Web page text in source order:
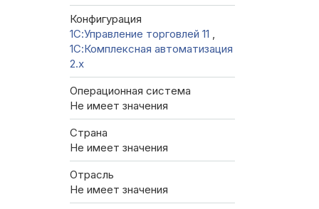
Конфигурация
1С:Управление торговлей 11 ,
1С:Комплексная автоматизация
2.х
Операционная система
Не имеет значения
Страна
Не имеет значения
Отрасль
Не имеет значения